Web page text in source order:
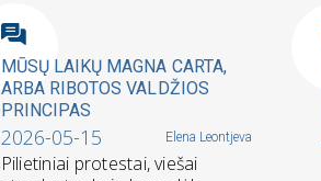
MŪSŲ LAIKŲ MAGNA CARTA,
ARBA RIBOTOS VALDŽIOS
PRINCIPAS
2026-05-15 Elena Leontjeva
Pilietiniai protestai, viešai